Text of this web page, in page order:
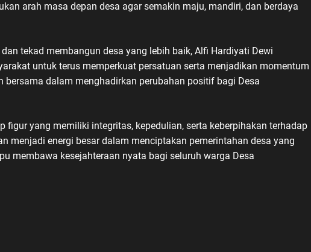
arah masa depan desa agar semakin maju, mandiri, dan berdaya
tekad membangun desa yang lebih baik, Alfi Hardiyati Dewi
untuk terus memperkuat persatuan serta menjadikan momentum
bersama dalam menghadirkan perubahan positif bagi Desa
figur yang memiliki integritas, kepedulian, serta keberpihakan terhadap
menjadi energi besar dalam menciptakan pemerintahan desa yang
membawa kesejahteraan nyata bagi seluruh warga Desa